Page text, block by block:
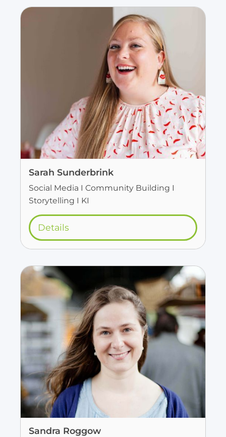
Sarah Sunderbrink
Social Media I Community Building I
Storytelling I KI
Details
Sandra Roggow